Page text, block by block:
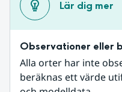
Lär dig mer
Observationer eller
Alla orter har inte
beräknas ett värde